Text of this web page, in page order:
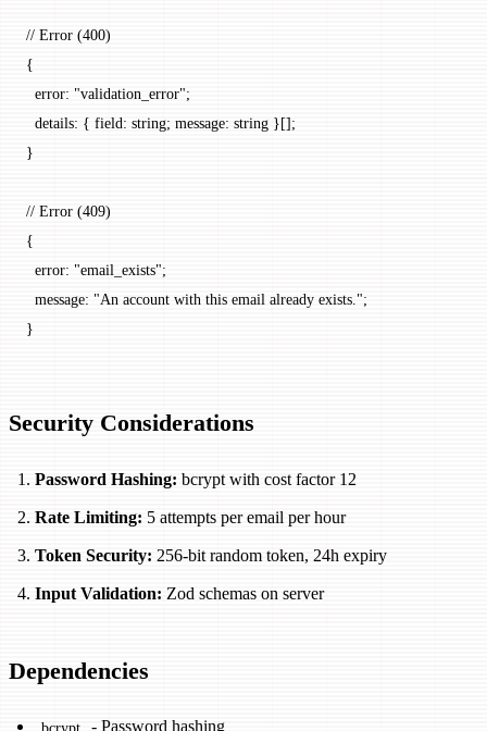
// Error (400)
{
  error
: "validation_error";
  details
: { field: string; message: string }[];
}
// Error (409)
{
  error
: "email_exists";
  message
: "An account with this email already exists.";
}
Security Considerations
Password Hashing: bcrypt with cost factor 12
Rate Limiting: 5 attempts per email per hour
Token Security: 256-bit random token, 24h expiry
Input Validation: Zod schemas on server
Dependencies
bcrypt - Password hashing